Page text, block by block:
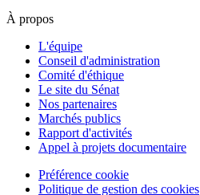
À propos
L'équipe
Conseil d'administration
Comité d'éthique
Le site du Sénat
Nos partenaires
Marchés publics
Rapport d'activités
Appel à projets documentaire
Préférence cookie
Politique de gestion des cookies